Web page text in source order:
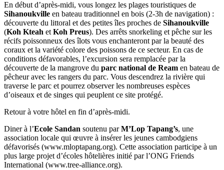
En début d’après-midi, vous longez les plages touristiques de
Sihanoukville en bateau traditionnel en bois (2-3h de navigation) :
découverte du littoral et des petites îles proches de Sihanoukville
(Koh Kteah etKoh Preus). Des arrêts snorkeling et pêche sur les
récifs poissonneux des îlots vous enchanteront par la beauté des
coraux et la variété colore des poissons de ce secteur. En cas de
conditions défavorables, l’excursion sera remplacée par la
découverte de la mangrove du parc national de Ream en bateau de
pêcheur avec les rangers du parc. Vous descendrez la rivière qui
traverse le parc et pourrez observer les nombreuses espèces
d’oiseaux et de singes qui peuplent ce site protégé.
Retour à votre hôtel en fin d’après-midi.
Diner à l’Ecole Sandan soutenu parM’Lop Tapang’s, une
association locale qui œuvre à insérer les jeunes cambodgiens
défavorisés (www.mloptapang.org). Cette association participe à un
plus large projet d’écoles hôtelières initié par l’ONG Friends
International (www.tree-alliance.org).